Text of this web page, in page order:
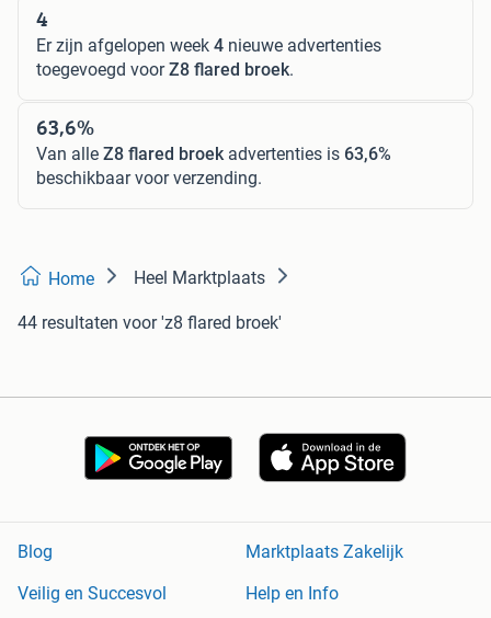
4
Er zijn afgelopen week 4 nieuwe advertenties
toegevoegd voorZ8 flared broek.
63,6%
Van alle Z8 flared broekadvertenties is 63,6%
beschikbaar voor verzending.
Home Heel Marktplaats
44 resultaten voor 'z8 flared broek'
Blog
Marktplaats Zakelijk
Veilig en Succesvol
Help en Info